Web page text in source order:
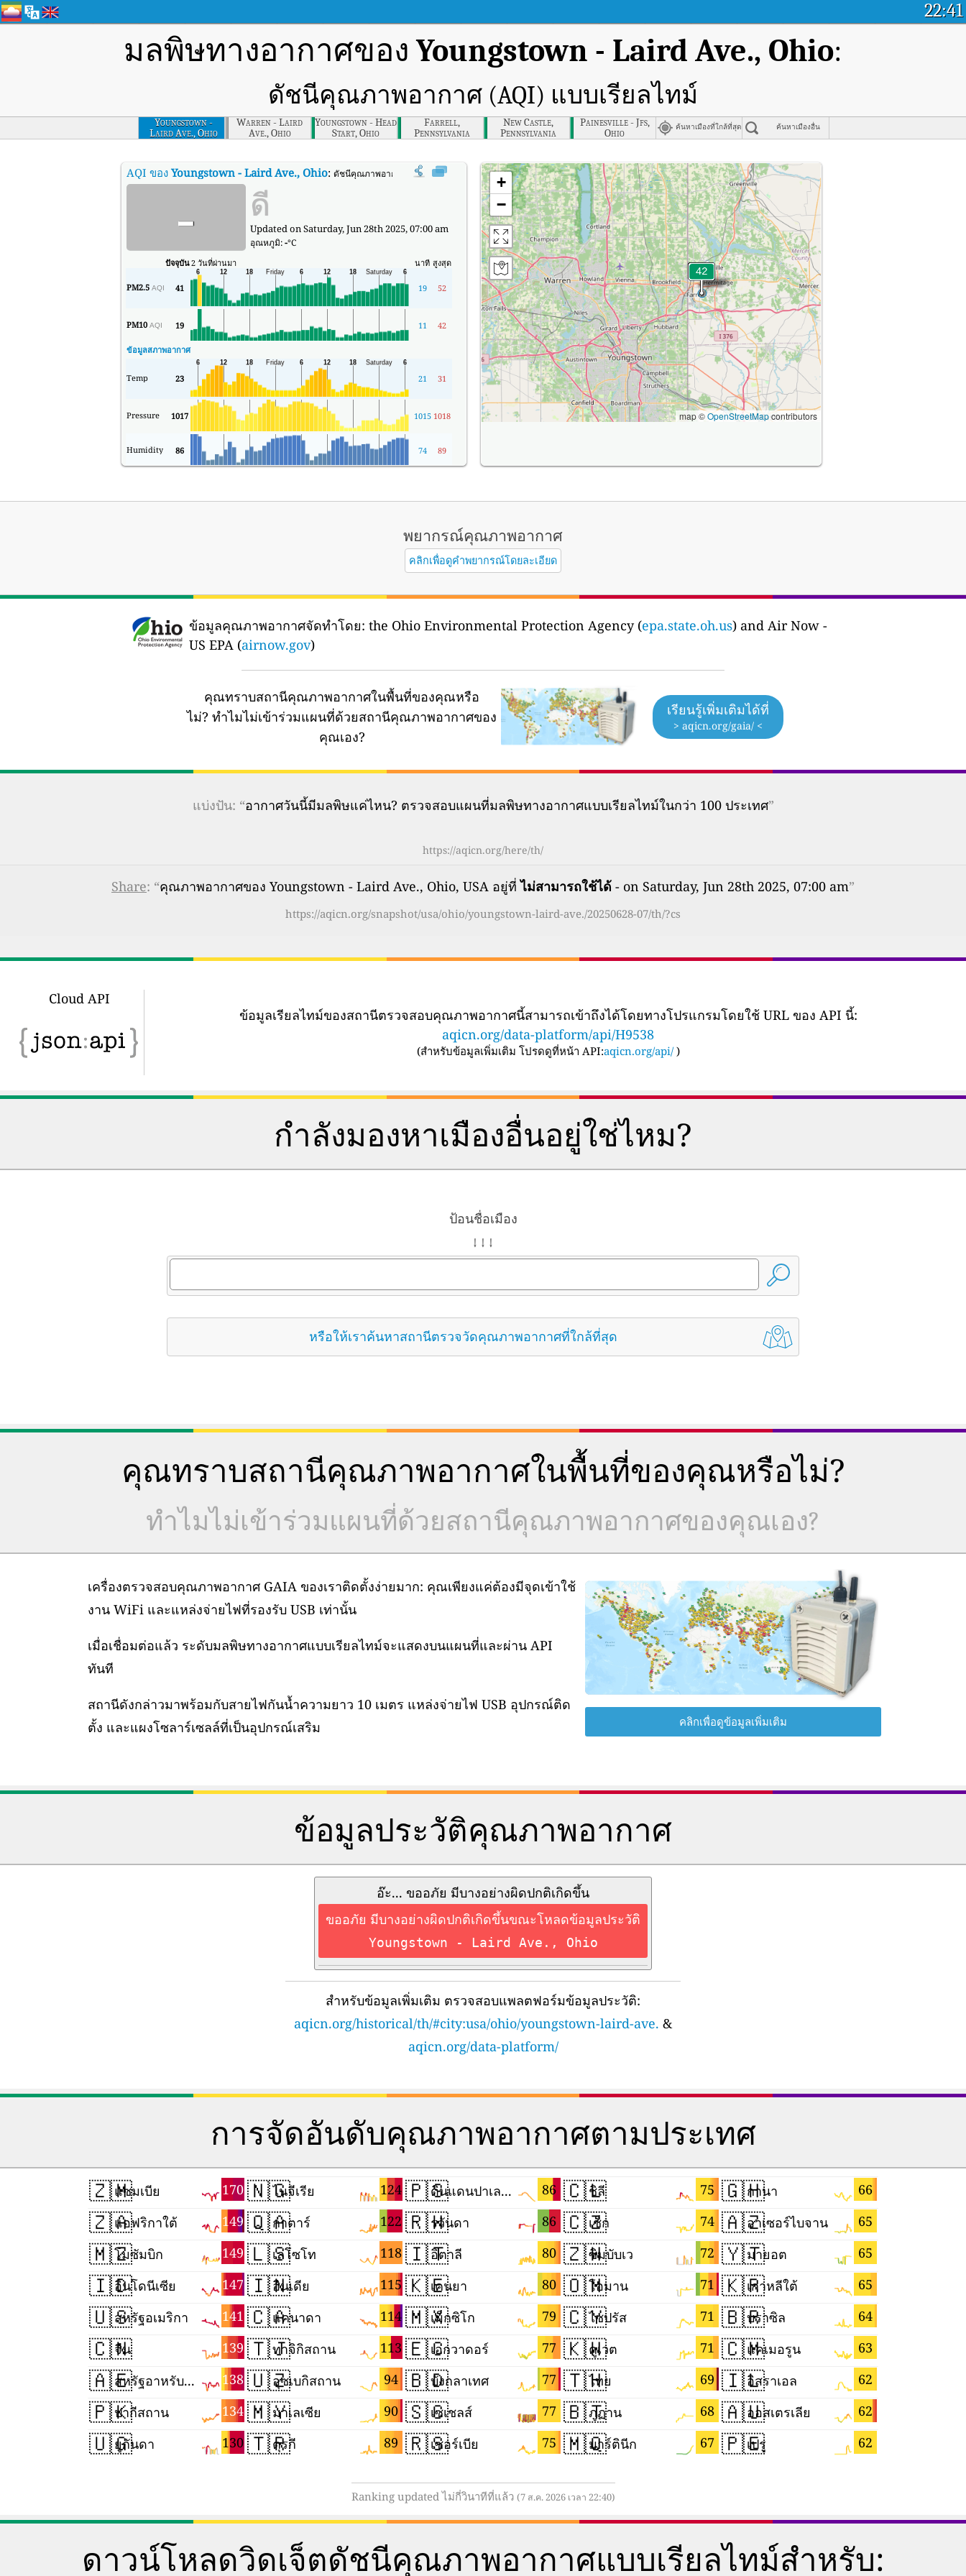
22:41
มลพิษทางอากาศของYoungstown - Laird Ave., Ohio:
ดัชนีคุณภาพอากาศ (AQI) แบบเรียลไทม์
Youngstown -
Laird Ave., Ohio
Warren - Laird
Ave., Ohio
Youngstown - Head
Start, Ohio
Farrell,
Pennsylvania
New Castle,
Pennsylvania
Painesville - Jfs,
Ohio
ค้นหาเมืองที่ใกล้ที่สุด ค้นหาเมืองอื่น
AQI ของ Youngstown - Laird Ave., Ohio: ดัชนีคุณภาพอากาศ (AQI) แบบเรียลไทม์ของ Youngstown - Laird Ave., Ohio
- ดี
Updated on Saturday, Jun 28th 2025, 07:00 am
อุณหภูมิ:-°C
ปัจจุบัน2 วันที่ผ่านมา นาที สูงสุด
PM2.5 AQI 41 19 52
PM10 AQI 19 11 42
ข้อมูลสภาพอากาศ
Temp 23 21 31
Pressure 1017 1015 1018
Humidity 86 74 89
+
−
map ©OpenStreetMapcontributors
พยากรณ์คุณภาพอากาศ
คลิกเพื่อดูคำพยากรณ์โดยละเอียด
ข้อมูลคุณภาพอากาศจัดทำโดย: the Ohio Environmental Protection Agency (epa.state.oh.us) and Air Now -
US EPA (airnow.gov)
คุณทราบสถานีคุณภาพอากาศในพื้นที่ของคุณหรือ
ไม่? ทำไมไม่เข้าร่วมแผนที่ด้วยสถานีคุณภาพอากาศของ
คุณเอง?
เรียนรู้เพิ่มเติมได้ที่
> aqicn.org/gaia/ <
แบ่งปัน: “อากาศวันนี้มีมลพิษแค่ไหน? ตรวจสอบแผนที่มลพิษทางอากาศแบบเรียลไทม์ในกว่า 100 ประเทศ”
https://aqicn.org/here/th/
Share: “คุณภาพอากาศของ Youngstown - Laird Ave., Ohio, USA อยู่ที่ไม่สามารถใช้ได้ - on Saturday, Jun 28th 2025, 07:00 am”
https://aqicn.org/snapshot/usa/ohio/youngstown-laird-ave./20250628-07/th/?cs
Cloud API
ข้อมูลเรียลไทม์ของสถานีตรวจสอบคุณภาพอากาศนี้สามารถเข้าถึงได้โดยทางโปรแกรมโดยใช้ URL ของ API นี้:
aqicn.org/data-platform/api/H9538
(สำหรับข้อมูลเพิ่มเติม โปรดดูที่หน้า API:aqicn.org/api/ )
กำลังมองหาเมืองอื่นอยู่ใช่ไหม?
ป้อนชื่อเมือง
↓ ↓ ↓
หรือให้เราค้นหาสถานีตรวจวัดคุณภาพอากาศที่ใกล้ที่สุด
คุณทราบสถานีคุณภาพอากาศในพื้นที่ของคุณหรือไม่?
ทำไมไม่เข้าร่วมแผนที่ด้วยสถานีคุณภาพอากาศของคุณเอง?
เครื่องตรวจสอบคุณภาพอากาศ GAIA ของเราติดตั้งง่ายมาก: คุณเพียงแค่ต้องมีจุดเข้าใช้
งาน WiFi และแหล่งจ่ายไฟที่รองรับ USB เท่านั้น
เมื่อเชื่อมต่อแล้ว ระดับมลพิษทางอากาศแบบเรียลไทม์จะแสดงบนแผนที่และผ่าน API
ทันที
สถานีดังกล่าวมาพร้อมกับสายไฟกันน้ำความยาว 10 เมตร แหล่งจ่ายไฟ USB อุปกรณ์ติด
ตั้ง และแผงโซลาร์เซลล์ที่เป็นอุปกรณ์เสริม
คลิกเพื่อดูข้อมูลเพิ่มเติม
ข้อมูลประวัติคุณภาพอากาศ
อ๊ะ... ขออภัย มีบางอย่างผิดปกติเกิดขึ้น
ขออภัย มีบางอย่างผิดปกติเกิดขึ้นขณะโหลดข้อมูลประวัติ
Youngstown - Laird Ave., Ohio
สำหรับข้อมูลเพิ่มเติม ตรวจสอบแพลตฟอร์มข้อมูลประวัติ:
aqicn.org/historical/th/#city:usa/ohio/youngstown-laird-ave. &
aqicn.org/data-platform/
การจัดอันดับคุณภาพอากาศตามประเทศ
🇿🇲 170
แซมเบีย
🇿🇦 149
แอฟริกาใต้
🇲🇿 149
โมซัมบิก
🇮🇩 147
อินโดนีเซีย
🇺🇸 141
สหรัฐอเมริกา
🇨🇳 139
จีน
🇦🇪 138
สหรัฐอาหรับเอมิเรตส์
🇵🇰 134
ปากีสถาน
🇺🇬 130
ยูกันดา
🇳🇬 124
ไนจีเรีย
🇶🇦 122
กาตาร์
🇱🇸 118
เลโซโท
🇮🇳 115
อินเดีย
🇨🇦 114
แคนาดา
🇹🇯 113
ทาจิกิสถาน
🇺🇿 94
อุซเบกิสถาน
🇲🇾 90
มาเลเซีย
🇹🇷 89
ตุรกี
🇵🇸 86
ดินแดนปาเลสไตน์
🇷🇼 86
รวันดา
🇮🇹 80
อิตาลี
🇰🇪 80
เคนยา
🇲🇽 79
เม็กซิโก
🇪🇨 77
เอกวาดอร์
🇧🇩 77
บังกลาเทศ
🇸🇨 77
เซเชลส์
🇷🇸 75
เซอร์เบีย
🇨🇱 75
ชิลี
🇨🇿 74
เช็ก
🇿🇼 72
ซิมบับเว
🇴🇲 71
โอมาน
🇨🇾 71
ไซปรัส
🇰🇼 71
คูเวต
🇹🇭 69
ไทย
🇧🇹 68
ภูฏาน
🇲🇶 67
มาร์ตินีก
🇬🇭 66
กานา
🇦🇿 65
อาเซอร์ไบจาน
🇾🇹 65
มายอต
🇰🇷 65
เกาหลีใต้
🇧🇷 64
บราซิล
🇨🇲 63
แคเมอรูน
🇮🇱 62
อิสราเอล
🇦🇺 62
ออสเตรเลีย
🇵🇪 62
เปรู
Ranking updated ไม่กี่วินาทีที่แล้ว (7 ส.ค. 2026 เวลา 22:40)
ดาวน์โหลดวิดเจ็ตดัชนีคุณภาพอากาศแบบเรียลไทม์สำหรับ: